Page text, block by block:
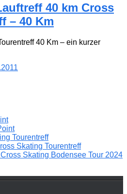
40 km Cross
– 40 Km
40 Km – ein kurzer
Tourentreff
Skating Tourentreff
Skating Bodensee Tour 2024